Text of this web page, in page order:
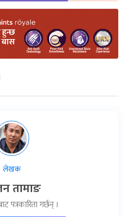
लेखक
तामाङ
पत्रकारिता गर्छन् ।